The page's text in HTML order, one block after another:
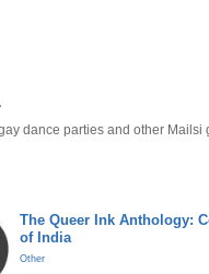
dance parties and other
The Queer Ink Anthology:
of India
Other